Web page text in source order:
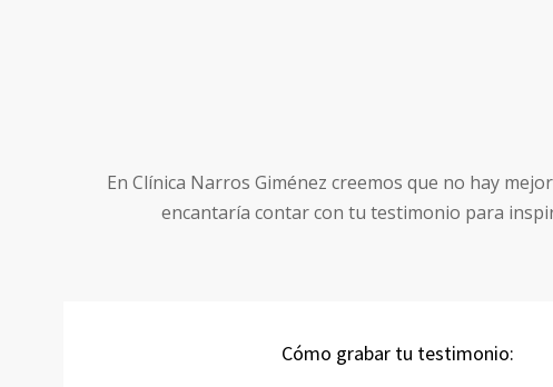
En Clínica Narros Giménez creemos que no hay
encantaría contar con tu testimonio para
Cómo grabar tu testimonio: